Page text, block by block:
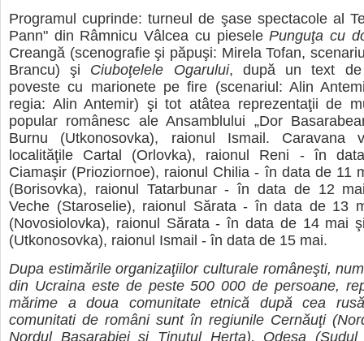
Programul cuprinde: turneul de şase spectacole al
Pann" din Râmnicu Vâlcea cu pieselePunguţa cu
Creangă (scenografie şi păpuşi: Mirela Tofan,
Brancu) şi Ciuboţelele Ogarului, după un text de
poveste cu marionete pe fire (scenariul: Alin
regia: Alin Antemir) şi tot atâtea reprezentaţii de
popular românesc ale Ansamblului „Dor
Burnu (Utkonosovka), raionul Ismail. Caravana
localităţile Cartal (Orlovka), raionul Reni - în
Ciamaşir (Prioziornoe), raionul Chilia - în data de 11
(Borisovka), raionul Tatarbunar - în data de 12
Veche (Staroselie), raionul Sărata - în data de 13
(Novosiolovka), raionul Sărata - în data de 14 mai
(Utkonosovka), raionul Ismail - în data de 15 mai.
Dupa estimările organizaţiilor culturale româneşti,
din Ucraina este de peste 500 000 de persoane,
mărime a doua comunitate etnică după cea
comunitati de români sunt în regiunile Cernăuţi
Nordul Basarabiei şi Tinutul Herţa), Odesa (Sudul